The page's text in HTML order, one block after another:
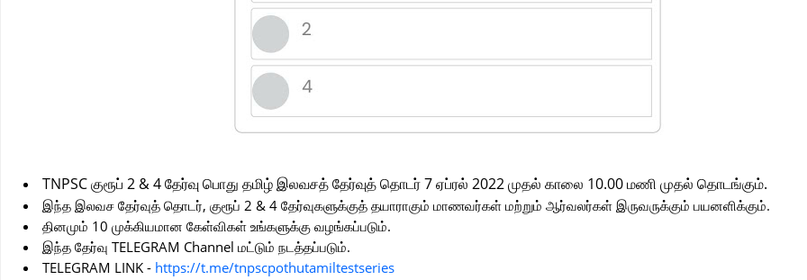
TNPSC குரூப் 2 & 4 தேர்வு பொது தமிழ் இலவசத் தேர்வுத் தொடர் 7 ஏப்ரல் 2022 முதல் காலை 10.00 மணி முதல் தொடங்கும்.
இந்த இலவச தேர்வுத் தொடர், குரூப் 2 & 4 தேர்வுகளுக்குத் தயாராகும் மாணவர்கள் மற்றும் ஆர்வலர்கள் இருவருக்கும் பயனளிக்கும்.
தினமும் 10 முக்கியமான கேள்விகள் உங்களுக்கு வழங்கப்படும்.
இந்த தேர்வு TELEGRAM Channel மட்டும் நடத்தப்படும்.
TELEGRAM LINK - https://t.me/tnpscpothutamiltestseries